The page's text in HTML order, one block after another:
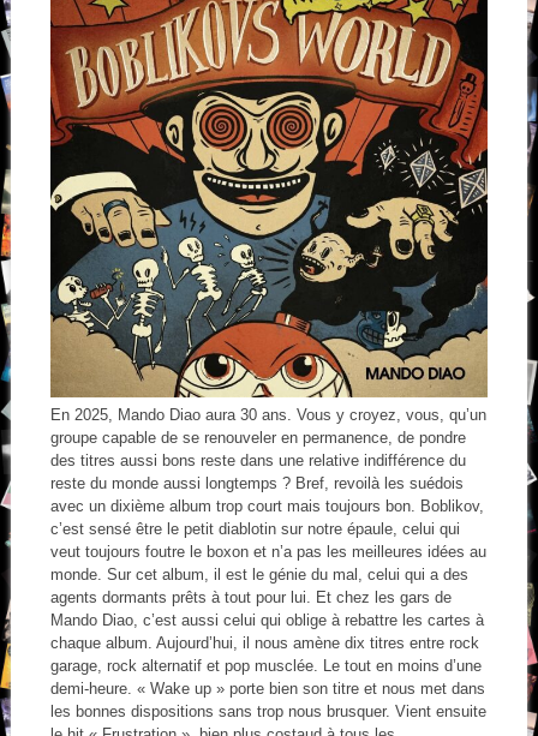
En 2025, Mando Diao aura 30 ans. Vous y croyez, vous, qu’un
groupe capable de se renouveler en permanence, de pondre
des titres aussi bons reste dans une relative indifférence du
reste du monde aussi longtemps ? Bref, revoilà les suédois
avec un dixième album trop court mais toujours bon. Boblikov,
c’est sensé être le petit diablotin sur notre épaule, celui qui
veut toujours foutre le boxon et n’a pas les meilleures idées au
monde. Sur cet album, il est le génie du mal, celui qui a des
agents dormants prêts à tout pour lui. Et chez les gars de
Mando Diao, c’est aussi celui qui oblige à rebattre les cartes à
chaque album. Aujourd’hui, il nous amène dix titres entre rock
garage, rock alternatif et pop musclée. Le tout en moins d’une
demi-heure. « Wake up » porte bien son titre et nous met dans
les bonnes dispositions sans trop nous brusquer. Vient ensuite